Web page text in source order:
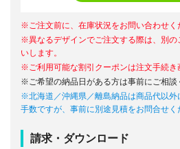
※ご注文前に、在庫状況をお問い合わせく
※異なるデザインでご注文する際は、別の
いします。
※ご利用可能な割引クーポンは注文手続き
※ご希望の納品日がある方は事前にご相談
※北海道／沖縄県／離島納品は商品代以外
手数ですが、事前に別途見積をお問合せく
請求・ダウンロード